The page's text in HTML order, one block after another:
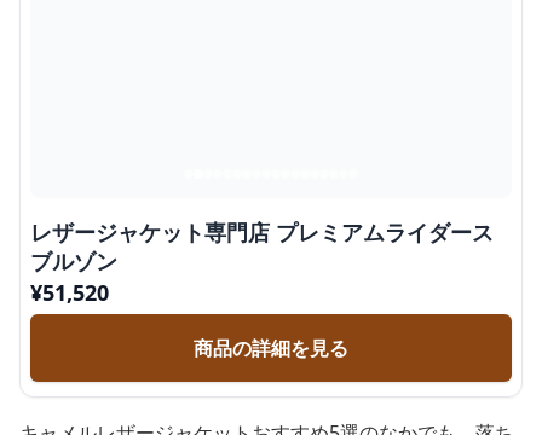
レザージャケット専門店 プレミアムライダース
ブルゾン
¥51,520
商品の詳細を見る